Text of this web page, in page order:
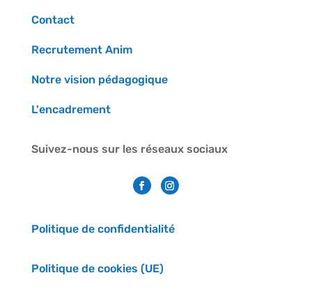
Contact
Recrutement Anim
Notre vision pédagogique
L'encadrement
Suivez-nous sur les réseaux sociaux
Politique de confidentialité
Politique de cookies (UE)